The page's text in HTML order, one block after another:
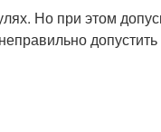
Но при этом
допустить